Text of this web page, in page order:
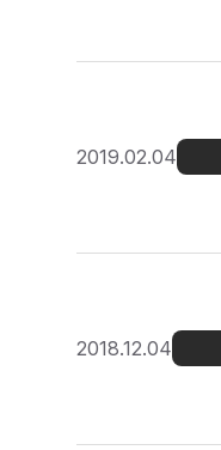
2019.02.04
2018.12.04